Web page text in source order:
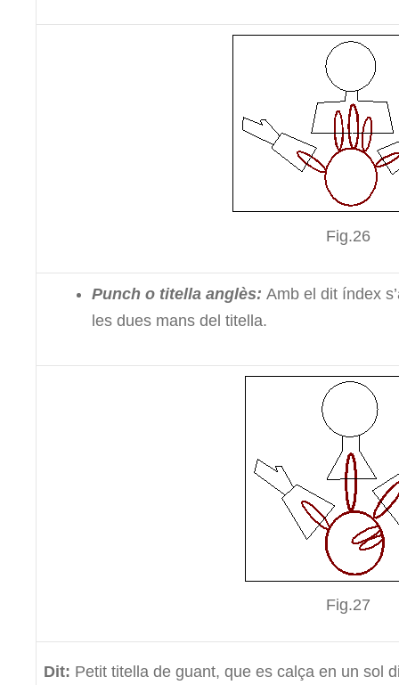
Fig.26
Punch o titella anglès: Amb el dit índex
les dues mans del titella.
Fig.27
Dit: Petit titella de guant, que es calça en un sol